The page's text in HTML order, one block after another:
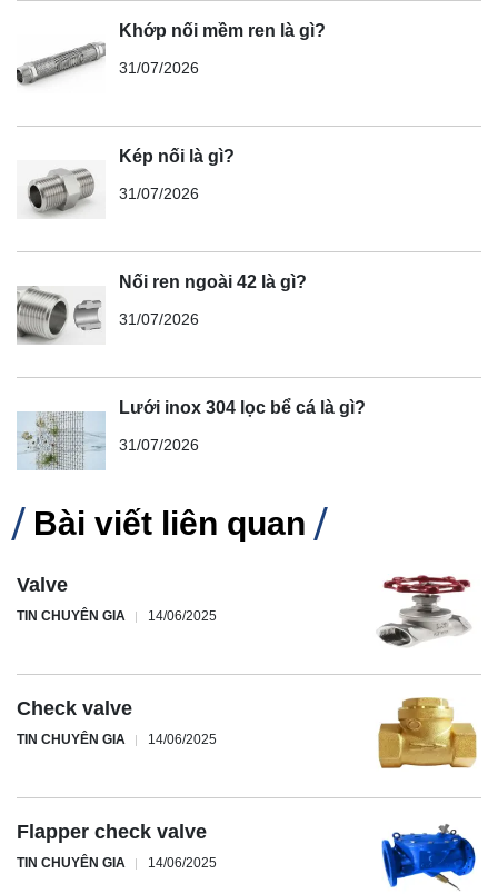
Khớp nối mềm ren là gì?
31/07/2026
Kép nối là gì?
31/07/2026
Nối ren ngoài 42 là gì?
31/07/2026
Lưới inox 304 lọc bể cá là gì?
31/07/2026
Bài viết liên quan
Valve
TIN CHUYÊN GIA 14/06/2025
Check valve
TIN CHUYÊN GIA 14/06/2025
Flapper check valve
TIN CHUYÊN GIA 14/06/2025